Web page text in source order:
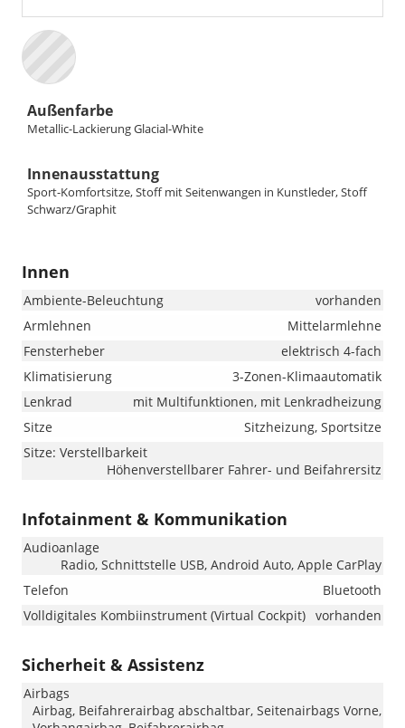
Außenfarbe
Metallic-Lackierung Glacial-White
Innenausstattung
Sport-Komfortsitze, Stoff mit Seitenwangen in Kunstleder, Stoff
Schwarz/Graphit
Innen
Ambiente-Beleuchtung
vorhanden
Armlehnen
Mittelarmlehne
Fensterheber
elektrisch 4-fach
Klimatisierung
3-Zonen-Klimaautomatik
Lenkrad
mit Multifunktionen, mit Lenkradheizung
Sitze
Sitzheizung, Sportsitze
Sitze: Verstellbarkeit
Höhenverstellbarer Fahrer- und Beifahrersitz
Infotainment & Kommunikation
Audioanlage
Radio, Schnittstelle USB, Android Auto, Apple CarPlay
Telefon
Bluetooth
Volldigitales Kombiinstrument (Virtual Cockpit) vorhanden
Sicherheit & Assistenz
Airbags
Airbag, Beifahrerairbag abschaltbar, Seitenairbags Vorne,